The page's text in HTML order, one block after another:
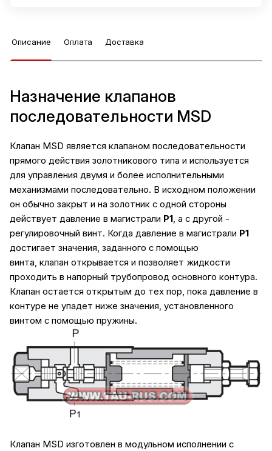
Описание Оплата Доставка
Назначение клапанов
последовательности MSD
Клапан MSD является клапаном последовательности
прямого действия золотникового типа и используется
для управления двумя и более исполнительными
механизмами последовательно. В исходном положении
он обычно закрыт и на золотник с одной стороны
действует давление в магистрали P1, а с другой -
регулировочный винт. Когда давление в магистрали P1
достигает значения, заданного с помощью
винта, клапан открывается и позволяет жидкости
проходить в напорный трубопровод основного контура.
Клапан остается открытым до тех пор, пока давление в
контуре не упадет ниже значения, установленного
винтом с помощью пружины.
Клапан MSD изготовлен в модульном исполнении с